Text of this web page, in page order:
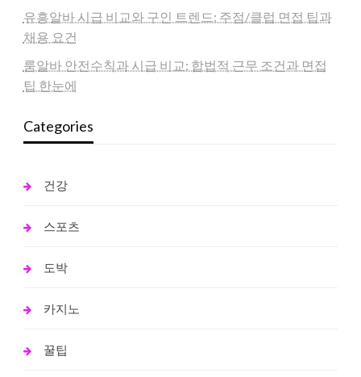
유흥알바 시급 비교와 구인 트렌드: 주점/클럽 면접 팁과
채용 요건
룸알바 안전수칙과 시급 비교: 합법적 근무 조건과 면접
팁 한눈에
Categories
건강
스포츠
도박
카지노
꿀팁